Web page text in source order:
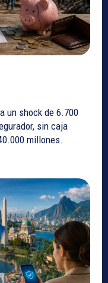
un shock de 6.700
sin caja
millones.